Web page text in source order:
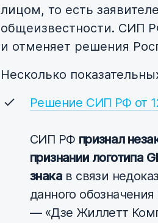
лицом, то есть
общеизвестности. СИП
и отменяет решения
Несколько
Решение СИП РФ от
СИП РФ признал
признании логотипа
знака в связи
данного
— «Дзе Жиллетт